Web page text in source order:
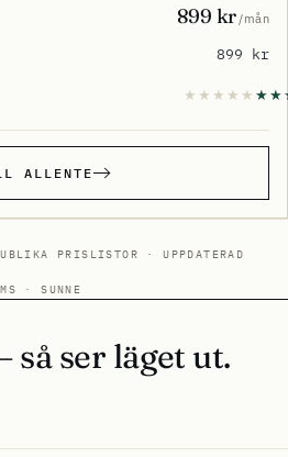
899 kr /mån
899 kr
ALLENTE
PRISLISTOR · UPPDATERAD
· SUNNE
så ser läget ut.